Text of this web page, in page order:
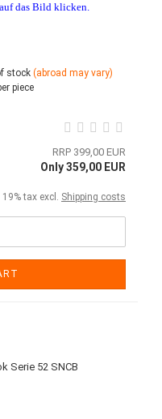
das Bild klicken.
stock (abroad may vary)
piece
RRP 399,00 EUR
Only 359,00 EUR
tax excl. Shipping costs